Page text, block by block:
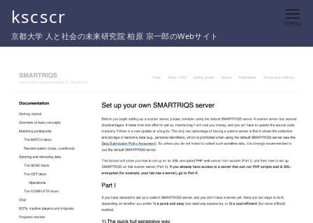
テ
kscscr
京都大学 人と社会の未来研究院 柏原 宗一郎のWebサイト